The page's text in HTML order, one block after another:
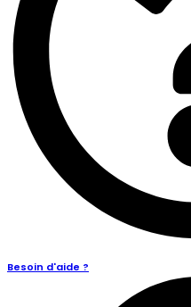
Besoin d'aide ?